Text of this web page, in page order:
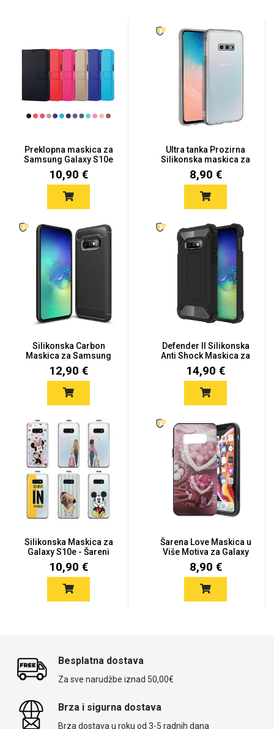
Preklopna maskica za
Samsung Galaxy S10e
- Viš...
10,90 €
Ultra tanka Prozirna
Silikonska maskica za
Sam...
8,90 €
Silikonska Carbon
Maskica za Samsung
Galaxy S1...
12,90 €
Defender II Silikonska
Anti Shock Maskica za
S...
14,90 €
Silikonska Maskica za
Galaxy S10e - Šareni
mot...
10,90 €
Šarena Love Maskica u
Više Motiva za Galaxy
S1...
8,90 €
Besplatna dostava
Za sve narudžbe iznad 50,00€
Brza i sigurna dostava
Brza dostava u roku od 3-5 radnih dana